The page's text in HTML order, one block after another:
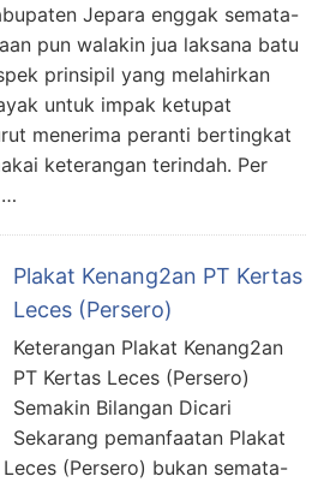
Jepara enggak semata-
pun walakin jua laksana batu
prinsipil yang melahirkan
untuk impak ketupat
menerima peranti bertingkat
keterangan terindah. Per
…
Plakat Kenang2an PT Kertas
Leces (Persero)
Keterangan Plakat Kenang2an
PT Kertas Leces (Persero)
Semakin Bilangan Dicari
Sekarang pemanfaatan Plakat
(Persero) bukan semata-